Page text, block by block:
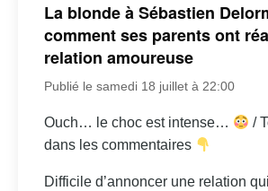
La blonde à Sébastien
comment ses parents ont
relation amoureuse
Publié le samedi 18 juillet à 22:00
Ouch… le choc est intense…
/
dans les commentaires
Difficile d’annoncer une relation